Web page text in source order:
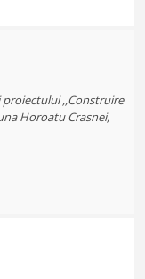
,,Construire
Horoatu Crasnei,